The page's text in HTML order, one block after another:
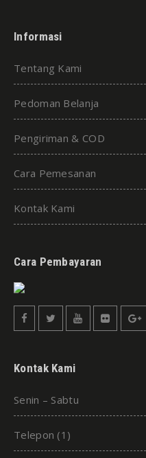
Informasi
Tentang Kami
Pedoman Belanja
Pengiriman & COD
Cara Pemesanan
Kontak Kami
Cara Pembayaran
Kontak Kami
Senin – Sabtu
Telepon (1)